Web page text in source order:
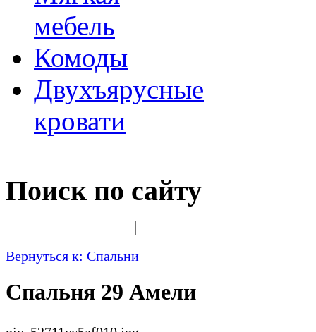
мебель
Комоды
Двухъярусные
кровати
Поиск по сайту
Вернуться к: Спальни
Спальня 29 Амели